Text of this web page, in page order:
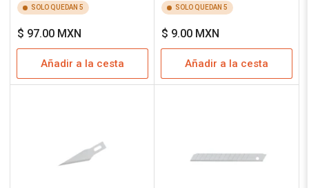
SOLO QUEDAN 5
Precio
regular
$ 97.00 MXN
Añadir a la cesta
SOLO QUEDAN 5
Precio
regular
$ 9.00 MXN
Añadir a la cesta